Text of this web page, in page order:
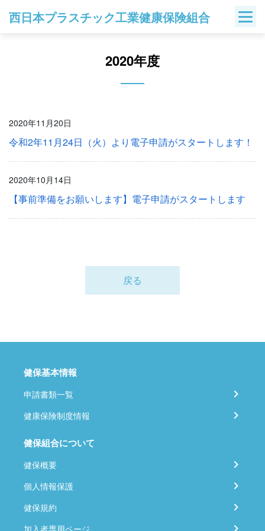
西日本プラスチック工業健康保険組合
2020年度
2020年11月20日
令和2年11月24日（火）より電子申請がスタートします！
2020年10月14日
【事前準備をお願いします】電子申請がスタートします
戻る
健保基本情報
申請書類一覧
健康保険制度情報
健保組合について
健保概要
個人情報保護
健保規約
加入者専用ページ